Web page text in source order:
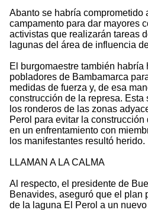
Abanto se habría comprometido
campamento para dar mayores
activistas que realizarán tareas
lagunas del área de influencia
El burgomaestre también
pobladores de Bambamarca
medidas de fuerza y, de esa
construcción de la represa. Esta
los ronderos de las zonas
Perol para evitar la
en un enfrentamiento con
los manifestantes resultó herido.
LLAMAN A LA CALMA
Al respecto, el presidente de
Benavides, aseguró que el plan
de la laguna El Perol a un